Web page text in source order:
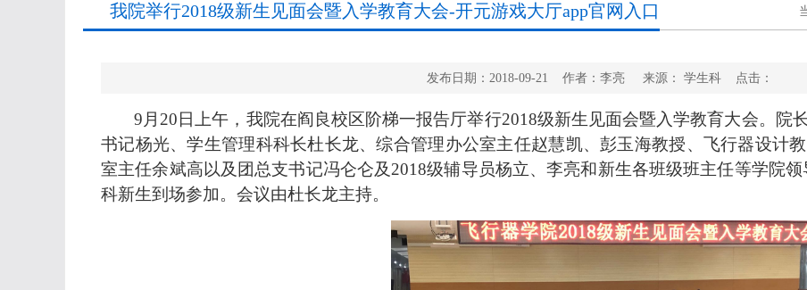
我院举行2018级新生见面会暨入学教育大会-开元游戏大厅app官网入口
发布日期：2018-09-21 作者：李亮 来源： 学生科 点击：
9 月 20 日上午，我院在阎良校区阶梯一报告厅举行2018级新生见面会暨入学教育大会。院
书记杨光、学生管理科科长杜长龙、综合管理办公室主任赵慧凯、彭玉海教授、飞行器设计
室主任余斌高以及团总支书记冯仑仑及2018级辅导员杨立、李亮和新生各班级班主任等学院
科新生到场参加。会议由杜长龙主持。